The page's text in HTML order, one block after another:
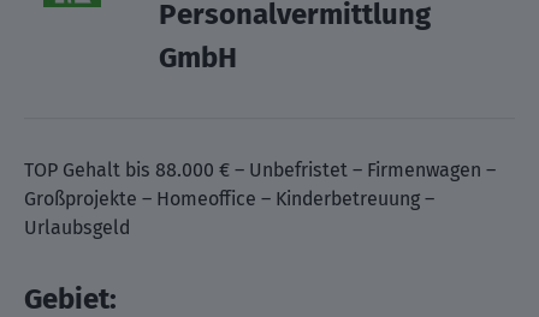
Personalvermittlung
GmbH
TOP Gehalt bis 88.000 € – Unbefristet – Firmenwagen –
Großprojekte – Homeoffice – Kinderbetreuung –
Urlaubsgeld
Gebiet: